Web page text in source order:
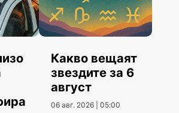
Какво вещаят
звездите за 6
август
06 авг. 2026 | 05:00